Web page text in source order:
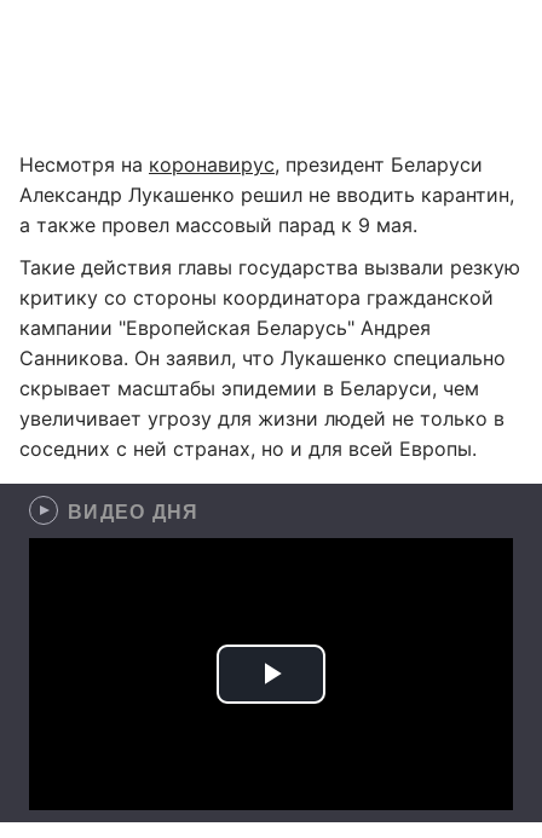
Несмотря на коронавирус, президент Беларуси
Александр Лукашенко решил не вводить карантин,
а также провел массовый парад к 9 мая.
Такие действия главы государства вызвали резкую
критику со стороны координатора гражданской
кампании "Европейская Беларусь" Андрея
Санникова. Он заявил, что Лукашенко специально
скрывает масштабы эпидемии в Беларуси, чем
увеличивает угрозу для жизни людей не только в
соседних с ней странах, но и для всей Европы.
ВИДЕО ДНЯ